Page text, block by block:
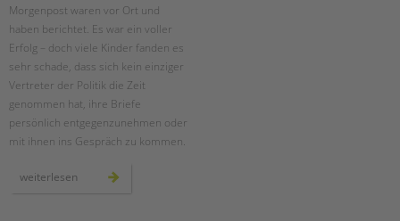
Morgenpost waren vor Ort und
haben berichtet. Es war ein voller
Erfolg – doch viele Kinder fanden es
sehr schade, dass sich kein einziger
Vertreter der Politik die Zeit
genommen hat, ihre Briefe
persönlich entgegenzunehmen oder
mit ihnen ins Gespräch zu kommen.
weiterlesen